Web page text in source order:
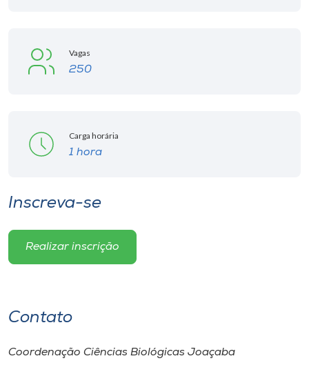
Vagas
250
Carga horária
1 hora
Inscreva-se
Realizar inscrição
Contato
Coordenação Ciências Biológicas Joaçaba